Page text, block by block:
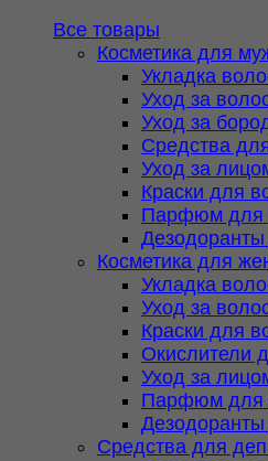
Все товары
Косметика для
Укладка
Уход за
Уход за
Средства
Уход за
Краски для
Парфюм для
Косметика для
Укладка
Уход за
Краски для
Окислители
Уход за
Парфюм для
Средства для